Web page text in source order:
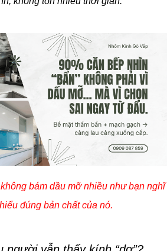
bám dầu mỡ nhiều như bạn nghĩ
đúng bản chất của nó.